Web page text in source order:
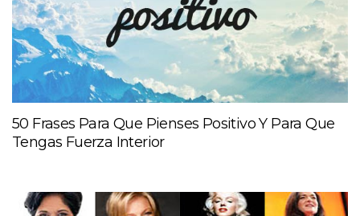
50 Frases Para Que Pienses Positivo Y Para Que
Tengas Fuerza Interior